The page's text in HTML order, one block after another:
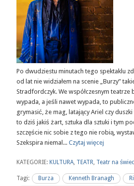
Po dwudziestu minutach tego spektaklu
od lat nie widziałem na scenie „Burzy”
Stradfordczyk. We współczesnym teatrze
wypada, a jeśli nawet wypada, to
grymasić, że mag, latający Ariel czy
to dziś jakiś żart, sztuka dla sztuki i tym
szczęście nic sobie z tego nie robią,
Szekspira niemal... Czytaj więcej
KATEGORIE: KULTURA, TEATR, Teatr na
Tagi: Burza Kenneth Branagh